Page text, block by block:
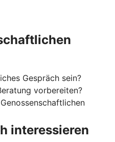
Gespräch sein?
vorbereiten?
interessieren